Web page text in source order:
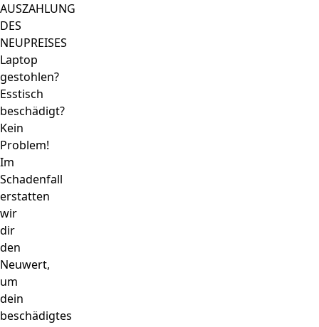
AUSZAHLUNG
DES
NEUPREISES
Laptop
gestohlen?
Esstisch
beschädigt?
Kein
Problem!
Im
Schadenfall
erstatten
wir
dir
den
Neuwert,
um
dein
beschädigtes